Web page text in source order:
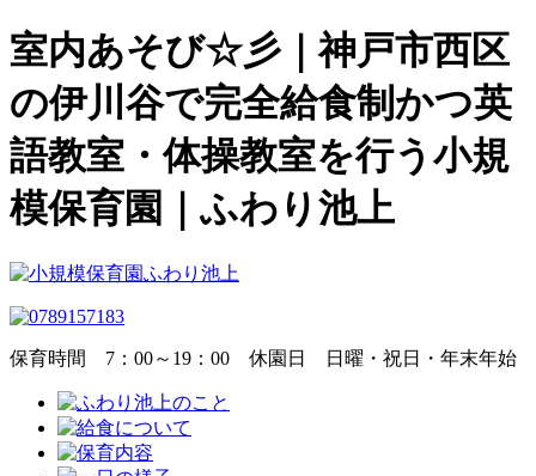
室内あそび☆彡｜神戸市西区
の伊川谷で完全給食制かつ英
語教室・体操教室を行う小規
模保育園｜ふわり池上
保育時間 7：00～19：00 休園日 日曜・祝日・年末年始